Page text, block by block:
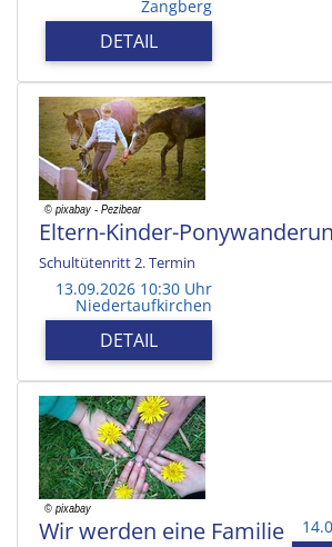
Zangberg
DETAIL
Eltern-Kinder-
Schultütenritt 2. Termin
13.09.2026 10:30 Uhr
Niedertaufkirchen
DETAIL
Wir werden eine Familie